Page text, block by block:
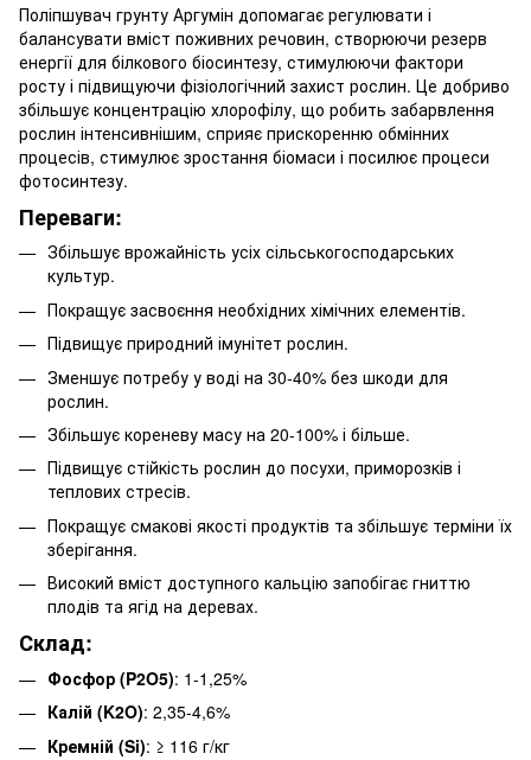
Поліпшувач грунту Аргумін допомагає регулювати і
балансувати вміст поживних речовин, створюючи резерв
енергії для білкового біосинтезу, стимулюючи фактори
росту і підвищуючи фізіологічний захист рослин. Це добриво
збільшує концентрацію хлорофілу, що робить забарвлення
рослин інтенсивнішим, сприяє прискоренню обмінних
процесів, стимулює зростання біомаси і посилює процеси
фотосинтезу.
Переваги:
Збільшує врожайність усіх сільськогосподарських
культур.
Покращує засвоєння необхідних хімічних елементів.
Підвищує природний імунітет рослин.
Зменшує потребу у воді на 30-40% без шкоди для
рослин.
Збільшує кореневу масу на 20-100% і більше.
Підвищує стійкість рослин до посухи, приморозків і
теплових стресів.
Покращує смакові якості продуктів та збільшує терміни їх
зберігання.
Високий вміст доступного кальцію запобігає гниттю
плодів та ягід на деревах.
Склад:
Фосфор (P2O5): 1-1,25%
Калій (K2O): 2,35-4,6%
Кремній (Si): ≥ 116 г/кг